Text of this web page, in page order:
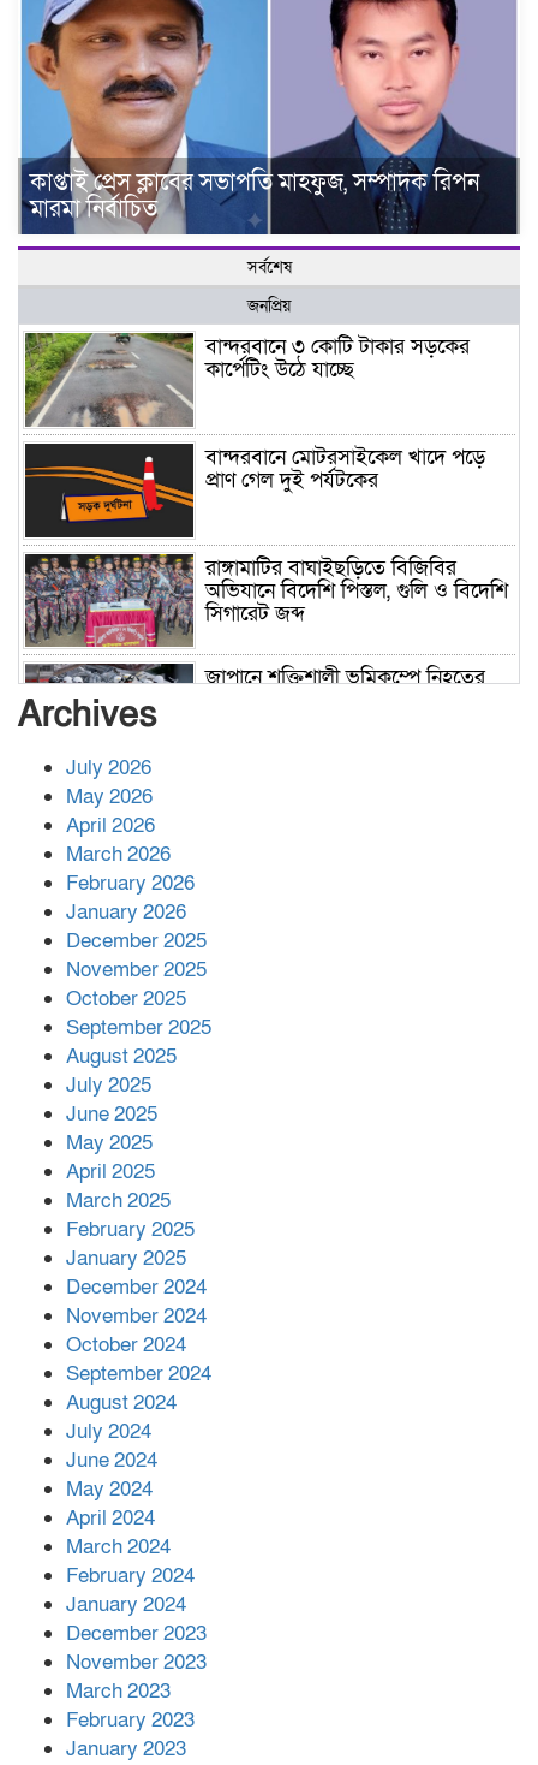
কাপ্তাই প্রেস ক্লাবের সভাপতি মাহফুজ, সম্পাদক রিপন
মারমা নির্বাচিত
সর্বশেষ
জনপ্রিয়
বান্দরবানে ৩ কোটি টাকার সড়কের
কার্পেটিং উঠে যাচ্ছে
বান্দরবানে মোটরসাইকেল খাদে পড়ে
প্রাণ গেল দুই পর্যটকের
রাঙ্গামাটির বাঘাইছড়িতে বিজিবির
অভিযানে বিদেশি পিস্তল, গুলি ও বিদেশি
সিগারেট জব্দ
জাপানে শক্তিশালী ভূমিকম্পে নিহতের
পর ফোন তারেক রহমানের,গ্যাস সঙ্কট
সহায়তা দিলেন সাচিং প্রু জেরী
Archives
July 2026
May 2026
April 2026
March 2026
February 2026
January 2026
December 2025
November 2025
October 2025
September 2025
August 2025
July 2025
June 2025
May 2025
April 2025
March 2025
February 2025
January 2025
December 2024
November 2024
October 2024
September 2024
August 2024
July 2024
June 2024
May 2024
April 2024
March 2024
February 2024
January 2024
December 2023
November 2023
March 2023
February 2023
January 2023